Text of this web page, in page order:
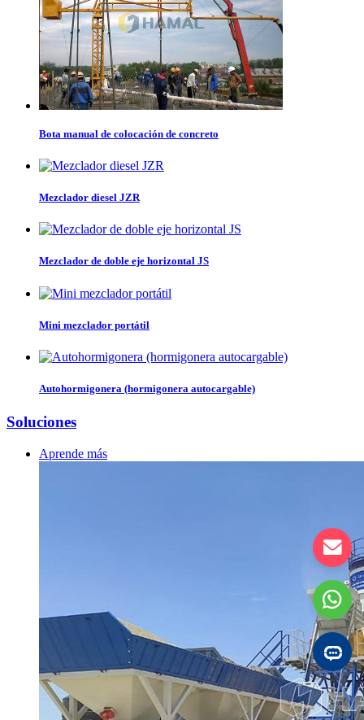
Bota manual de colocación de concreto
Mezclador diesel JZR
Mezclador de doble eje horizontal JS
Mini mezclador portátil
Autohormigonera (hormigonera autocargable)
Soluciones
Aprende más